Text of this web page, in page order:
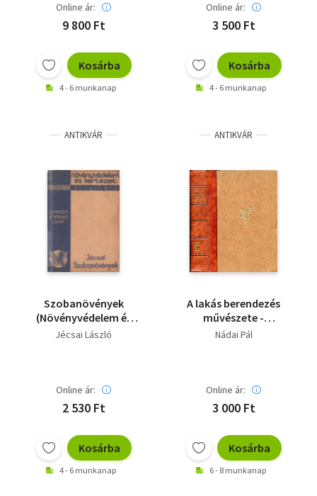
Online ár:
9 800 Ft
Kosárba
4 - 6 munkanap
Online ár:
3 500 Ft
Kosárba
4 - 6 munkanap
ANTIKVÁR
Szobanövények
(Növényvédelem és
Kertészet Könyvtára)
Jécsai László
Online ár:
2 530 Ft
Kosárba
4 - 6 munkanap
ANTIKVÁR
A lakás berendezés
művészete -
Melléklettel!
Nádai Pál
Online ár:
3 000 Ft
Kosárba
6 - 8 munkanap